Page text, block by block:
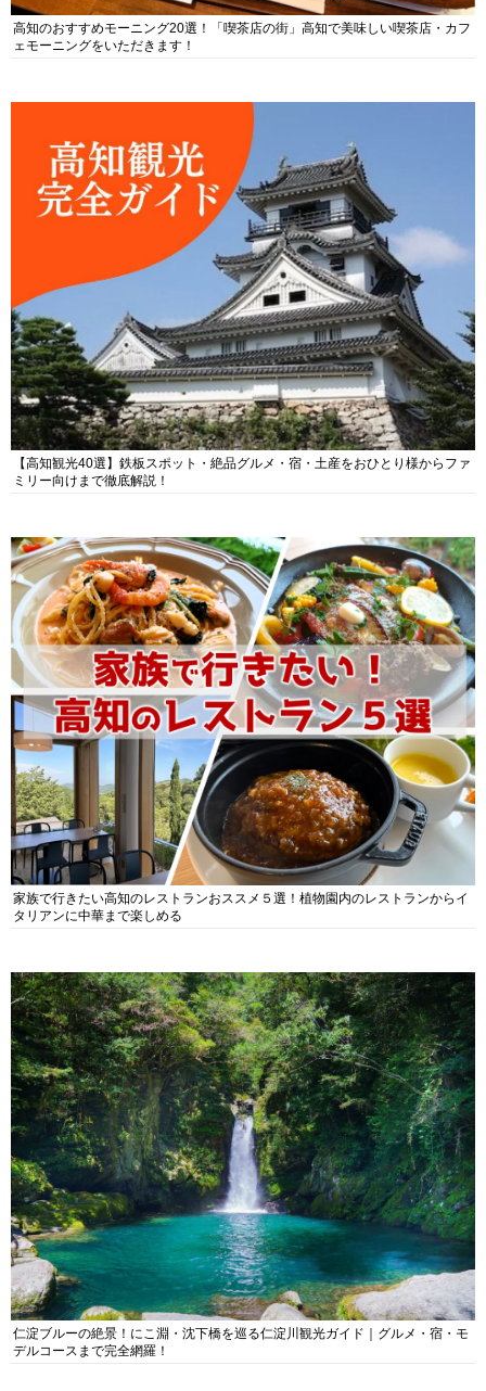
高知のおすすめモーニング20選！「喫茶店の街」高知で美味しい喫茶店・カフ
ェモーニングをいただきます！
【高知観光40選】鉄板スポット・絶品グルメ・宿・土産をおひとり様からファ
ミリー向けまで徹底解説！
家族で行きたい高知のレストランおススメ５選！植物園内のレストランからイ
タリアンに中華まで楽しめる
仁淀ブルーの絶景！にこ淵・沈下橋を巡る仁淀川観光ガイド｜グルメ・宿・モ
デルコースまで完全網羅！